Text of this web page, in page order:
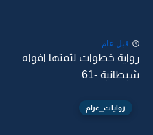
قبل عام
رواية خطوات لثمتها افواه
شيطانية -61
روايات_غرام